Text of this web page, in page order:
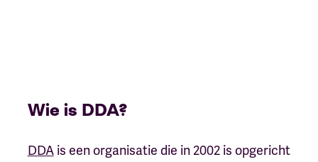
Wie is DDA?
DDAis een organisatie die in 2002 is opgericht